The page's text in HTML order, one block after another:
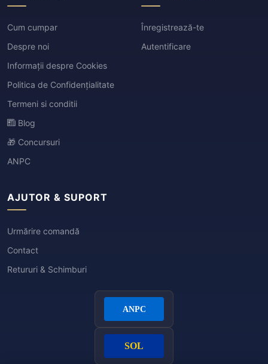
Cum cumpar
Despre noi
Informații despre Cookies
Politica de Confidențialitate
Termeni si conditii
Blog
🎁 Concursuri
ANPC
Înregistrează-te
Autentificare
AJUTOR & SUPORT
Urmărire comandă
Contact
Retururi & Schimburi